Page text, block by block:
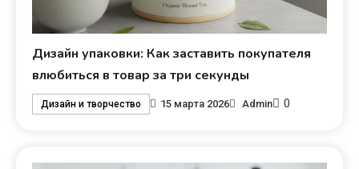
Дизайн упаковки: Как заставить покупателя
влюбиться в товар за три секунды
Дизайн и творчество 15 марта 2026 Admin 0